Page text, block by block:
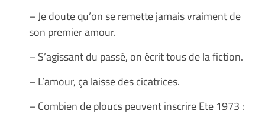
– Je doute qu’on se remette jamais vraiment de
son premier amour.
– S’agissant du passé, on écrit tous de la fiction.
– L’amour, ça laisse des cicatrices.
– Combien de ploucs peuvent inscrire Ete 1973 :